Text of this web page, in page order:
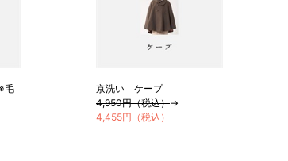
毛
京洗い ケープ
4,950円（税込）→
4,455円（税込）